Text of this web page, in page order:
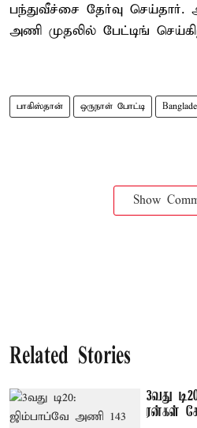
பந்துவீச்சை தேர்வு
அணி முதலில் பேட்டிங்
பாகிஸ்தான் ஒருநாள் போட்டி
Show
Related Stories
3வது
ரன்கள்